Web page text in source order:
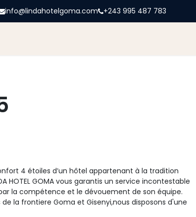
info@lindahotelgoma.com +243 995 487 783
4 étoiles d’un hôtel appartenant à la tradition
HOTEL GOMA vous garantis un service incontestable
la compétence et le dévouement de son équipe.
la frontiere Goma et Gisenyi,nous disposons d'une